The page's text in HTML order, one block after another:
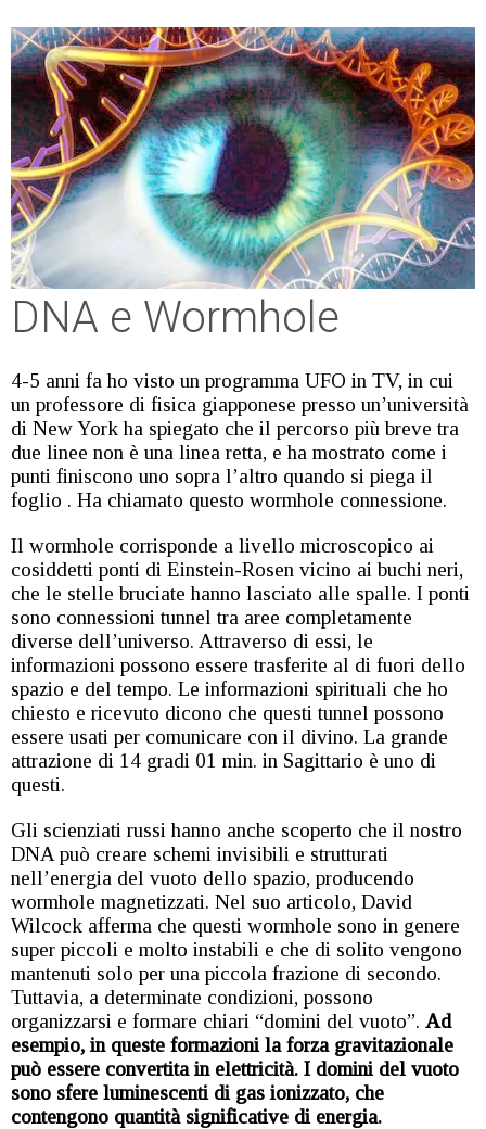
DNA e Wormhole
4-5 anni fa ho visto un programma UFO in TV, in cui
un professore di fisica giapponese presso un’università
di New York ha spiegato che il percorso più breve tra
due linee non è una linea retta, e ha mostrato come i
punti finiscono uno sopra l’altro quando si piega il
foglio . Ha chiamato questo wormhole connessione.
Il wormhole corrisponde a livello microscopico ai
cosiddetti ponti di Einstein-Rosen vicino ai buchi neri,
che le stelle bruciate hanno lasciato alle spalle. I ponti
sono connessioni tunnel tra aree completamente
diverse dell’universo. Attraverso di essi, le
informazioni possono essere trasferite al di fuori dello
spazio e del tempo. Le informazioni spirituali che ho
chiesto e ricevuto dicono che questi tunnel possono
essere usati per comunicare con il divino. La grande
attrazione di 14 gradi 01 min. in Sagittario è uno di
questi.
Gli scienziati russi hanno anche scoperto che il nostro
DNA può creare schemi invisibili e strutturati
nell’energia del vuoto dello spazio, producendo
wormhole magnetizzati. Nel suo articolo, David
Wilcock afferma che questi wormhole sono in genere
super piccoli e molto instabili e che di solito vengono
mantenuti solo per una piccola frazione di secondo.
Tuttavia, a determinate condizioni, possono
organizzarsi e formare chiari “domini del vuoto”. Ad
esempio, in queste formazioni la forza gravitazionale
può essere convertita in elettricità. I domini del vuoto
sono sfere luminescenti di gas ionizzato, che
contengono quantità significative di energia.